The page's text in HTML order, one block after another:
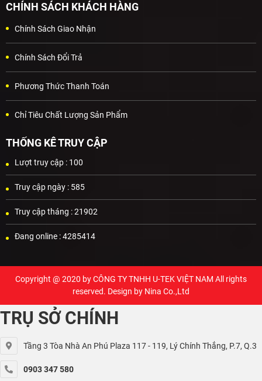
CHÍNH SÁCH KHÁCH HÀNG
Chính Sách Giao Nhận
Chính Sách Đổi Trả
Phương Thức Thanh Toán
Chỉ Tiêu Chất Lượng Sản Phẩm
THỐNG KÊ TRUY CẬP
Lượt truy cập : 100
Truy cập ngày : 585
Truy cập tháng :21902
Đang online :4285414
Copyright @ 2020 byCÔNG TY TNHH U-TEK VIỆT NAM All rights
reserved. Design by Nina Co.,Ltd
TRỤ SỞ CHÍNH
Tầng 3 Tòa Nhà An Phú Plaza 117 - 119, Lý Chính Thắng, P.7, Q.3
0903 347 580